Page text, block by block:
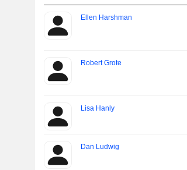
Ellen Harshman
Robert Grote
Lisa Hanly
Dan Ludwig